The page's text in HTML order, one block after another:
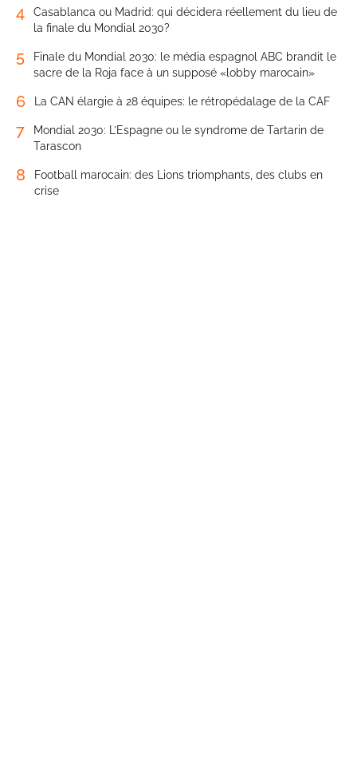
4
Casablanca ou Madrid: qui décidera réellement du lieu de
la finale du Mondial 2030?
5
Finale du Mondial 2030: le média espagnol ABC brandit le
sacre de la Roja face à un supposé «lobby marocain»
6 La CAN élargie à 28 équipes: le rétropédalage de la CAF
7
Mondial 2030: L’Espagne ou le syndrome de Tartarin de
Tarascon
8
Football marocain: des Lions triomphants, des clubs en
crise